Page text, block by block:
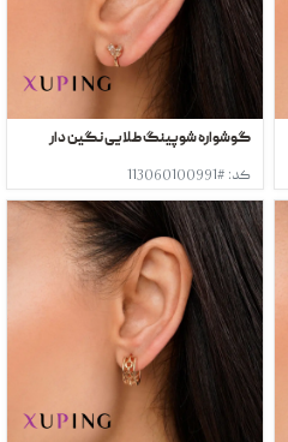
گوشواره شوپینگ طلایی نگین دار
کد: #113060100991